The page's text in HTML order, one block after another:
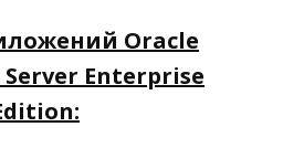
Oracle
Enterprise